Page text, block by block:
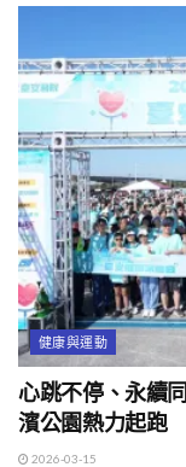
健康與運動
心跳不停、永續
濱公園熱力起跑
2026-03-15